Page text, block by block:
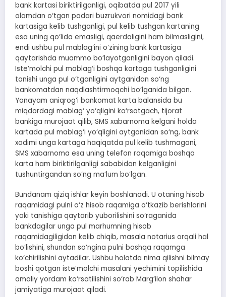
bank kartasi biriktirilganligi, oqibatda pul 2017 yili
olamdan o‘tgan padari buzrukvori nomidagi bank
kartasiga kelib tushganligi, pul kelib tushgan kartaning
esa uning qo‘lida emasligi, qaerdaligini ham bilmasligini,
endi ushbu pul mablag‘ini o‘zining bank kartasiga
qaytarishda muammo bo‘layotganligini bayon qiladi.
Iste’molchi pul mablag‘i boshqa kartaga tushganligini
tanishi unga pul o‘tganligini aytganidan so‘ng
bankomatdan naqdlashtirmoqchi bo‘lganida bilgan.
Yanayam aniqrog‘i bankomat karta balansida bu
miqdordagi mablag‘ yo‘qligini ko‘rsatgach, tijorat
bankiga murojaat qilib, SMS xabarnoma kelgani holda
kartada pul mablag‘i yo‘qligini aytganidan so‘ng, bank
xodimi unga kartaga haqiqatda pul kelib tushmagani,
SMS xabarnoma esa uning telefon raqamiga boshqa
karta ham biriktirilganligi sababidan kelganligini
tushuntirgandan so‘ng ma’lum bo‘lgan.
Bundanam qiziq ishlar keyin boshlanadi. U otaning hisob
raqamidagi pulni o‘z hisob raqamiga o‘tkazib berishlarini
yoki tanishiga qaytarib yuborilishini so‘raganida
bankdagilar unga pul marhumning hisob
raqamidagiligidan kelib chiqib, masala notarius orqali hal
bo‘lishini, shundan so‘ngina pulni boshqa raqamga
ko‘chirilishini aytadilar. Ushbu holatda nima qilishni bilmay
boshi qotgan iste’molchi masalani yechimini topilishida
amaliy yordam ko‘rsatilishini so‘rab Marg‘ilon shahar
jamiyatiga murojaat qiladi.